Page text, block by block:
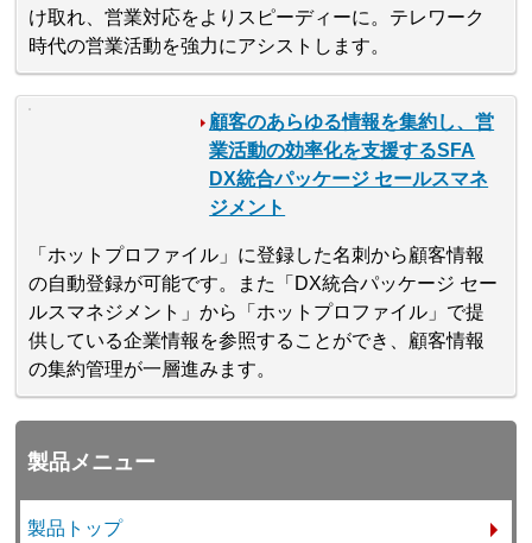
け取れ、営業対応をよりスピーディーに。テレワーク
時代の営業活動を強力にアシストします。
顧客のあらゆる情報を集約し、営
業活動の効率化を支援するSFA
DX統合パッケージ セールスマネ
ジメント
「ホットプロファイル」に登録した名刺から顧客情報
の自動登録が可能です。また「DX統合パッケージ セー
ルスマネジメント」から「ホットプロファイル」で提
供している企業情報を参照することができ、顧客情報
の集約管理が一層進みます。
製品メニュー
製品トップ